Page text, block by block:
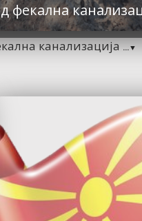
фекална
канализација...▼